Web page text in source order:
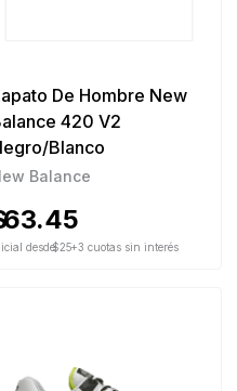
De Hombre New
420 V2
Blanco
Balance
63.45
desde$25+3 cuotas sin interés